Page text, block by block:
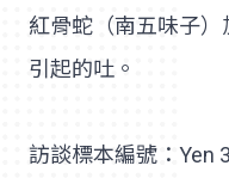
紅骨蛇（南五味子
引起的吐。
訪談標本編號：Yen